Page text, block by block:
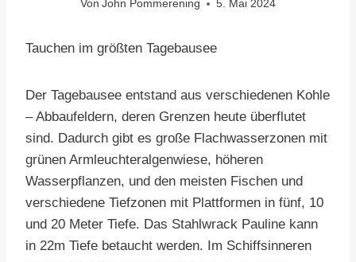
Von John Pommerening 5. Mai 2024
Tauchen im größten Tagebausee
Der Tagebausee entstand aus verschiedenen Kohle
– Abbaufeldern, deren Grenzen heute überflutet
sind. Dadurch gibt es große Flachwasserzonen mit
grünen Armleuchteralgenwiese, höheren
Wasserpflanzen, und den meisten Fischen und
verschiedene Tiefzonen mit Plattformen in fünf, 10
und 20 Meter Tiefe. Das Stahlwrack Pauline kann
in 22m Tiefe betaucht werden. Im Schiffsinneren